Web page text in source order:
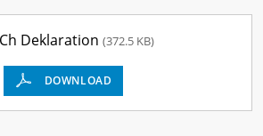
Deklaration (372.5 KB)
DOWNLOAD